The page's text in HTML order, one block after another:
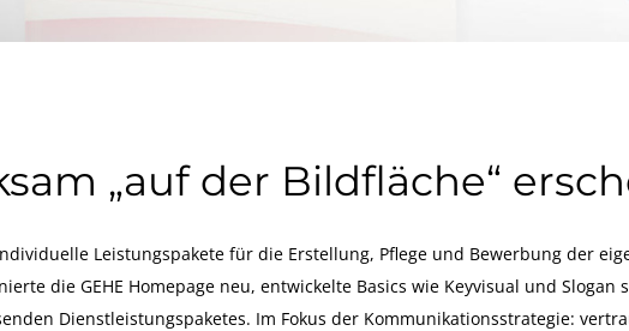
„auf der Bildfläche“
Leistungspakete für die Erstellung, Pflege und Bewerbung der
die GEHE Homepage neu, entwickelte Basics wie Keyvisual und
Dienstleistungspaketes. Im Fokus der Kommunikationsstrategie: